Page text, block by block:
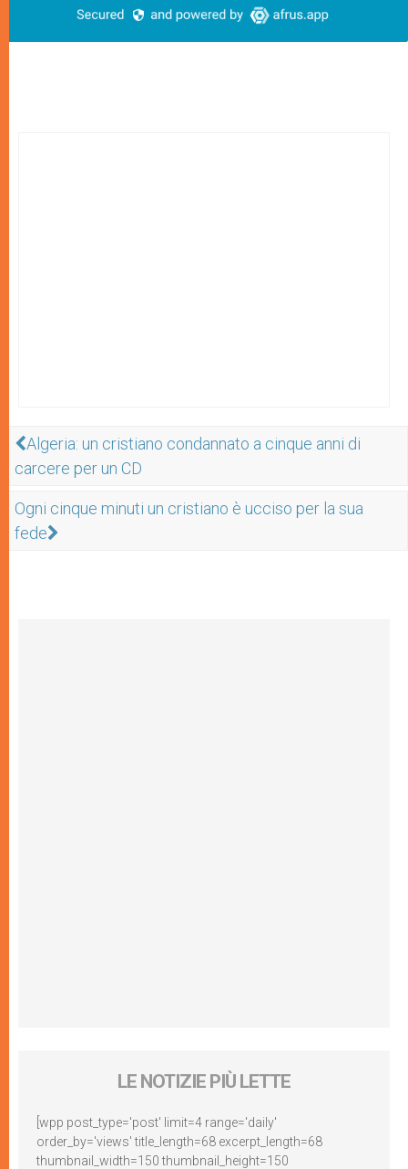
Algeria: un cristiano condannato a cinque anni di
carcere per un CD
Ogni cinque minuti un cristiano è ucciso per la sua
fede
LE NOTIZIE PIÙ LETTE
[wpp post_type='post' limit=4 range='daily'
order_by='views' title_length=68 excerpt_length=68
thumbnail_width=150 thumbnail_height=150